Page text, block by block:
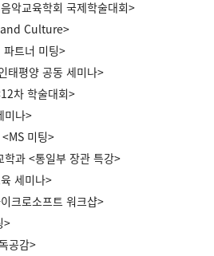
악교육학회 국제학술대회>
Culture>
파트너 미팅>
태평양 공동 세미나>
차 학술대회>
미나>
미팅>
학과 <통일부 장관 특강>
세미나>
크로소프트 워크샵>
>
공감>